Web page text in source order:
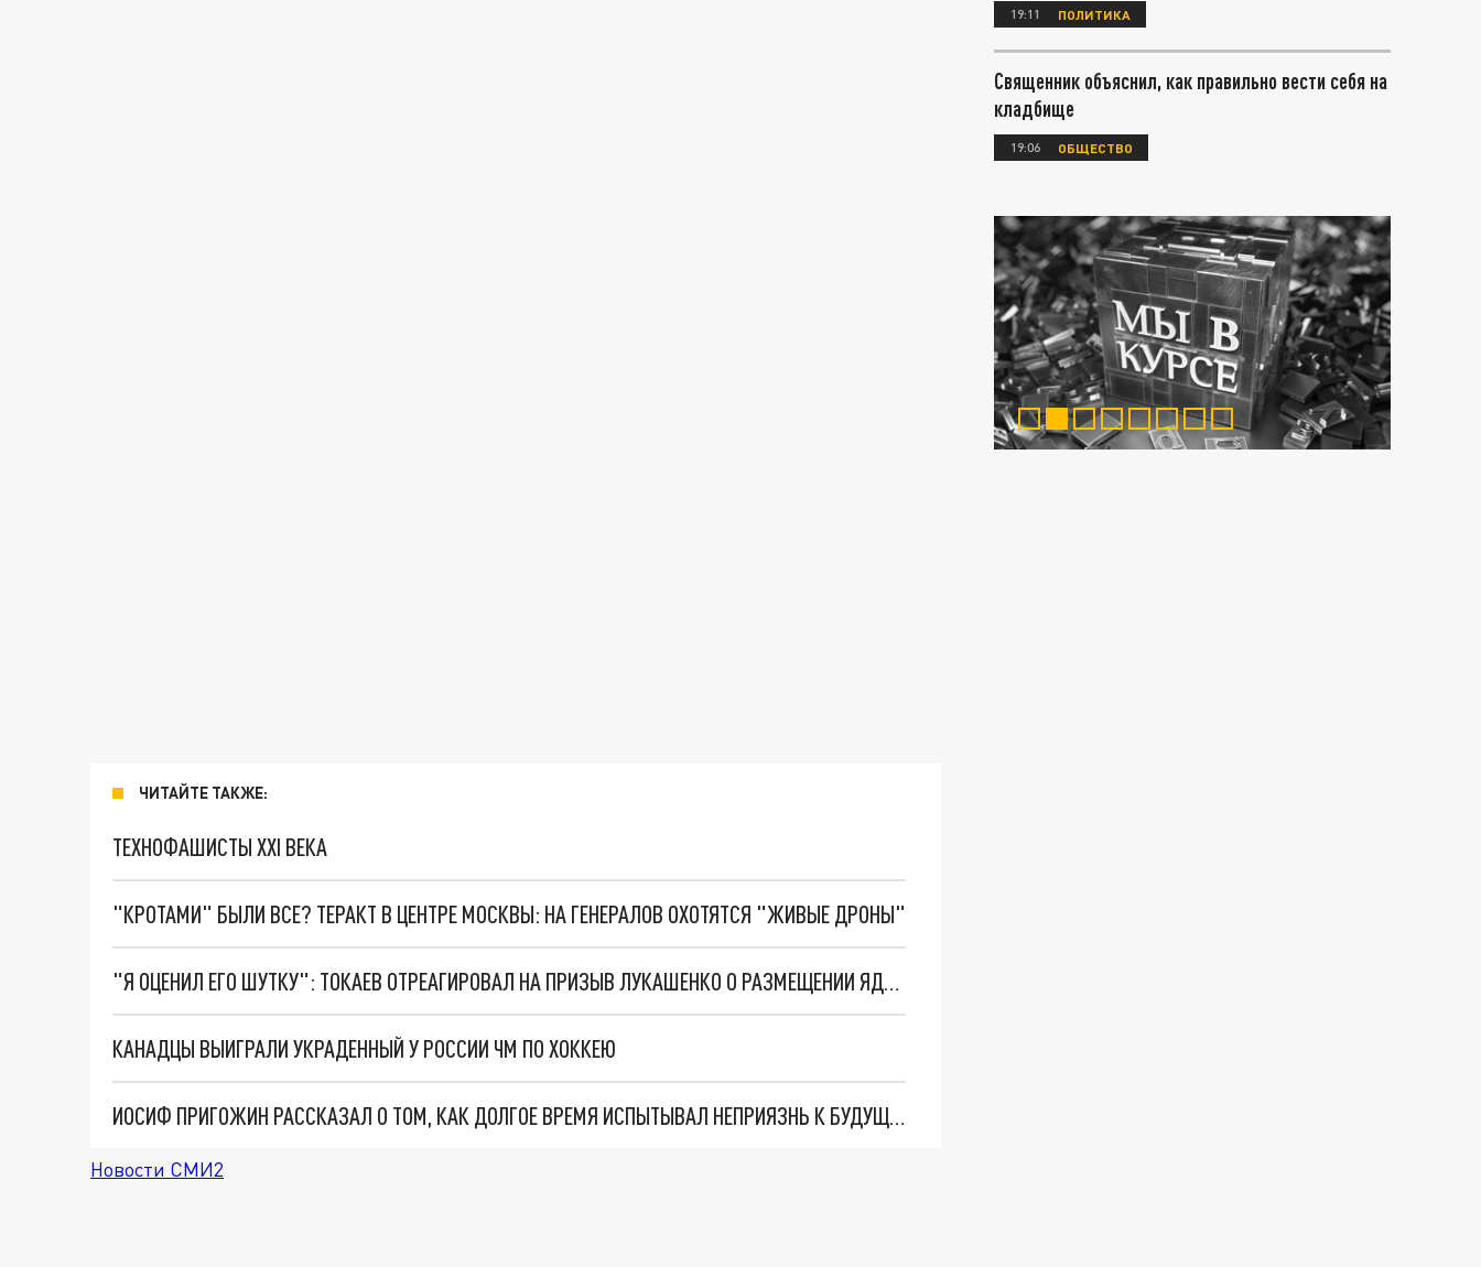
ЧИТАЙТЕ ТАКЖЕ:
ТЕХНОФАШИСТЫ XXI ВЕКА
"КРОТАМИ" БЫЛИ ВСЕ? ТЕРАКТ В ЦЕНТРЕ МОСКВЫ: НА ГЕНЕРАЛОВ ОХОТЯТСЯ "ЖИВЫЕ ДРОНЫ"
"Я ОЦЕНИЛ ЕГО ШУТКУ": ТОКАЕВ ОТРЕАГИРОВАЛ НА ПРИЗЫВ ЛУКАШЕНКО О РАЗМЕЩЕНИИ ЯДЕРНОГО ОРУЖИЯ
КАНАДЦЫ ВЫИГРАЛИ УКРАДЕННЫЙ У РОССИИ ЧМ ПО ХОККЕЮ
ИОСИФ ПРИГОЖИН РАССКАЗАЛ О ТОМ, КАК ДОЛГОЕ ВРЕМЯ ИСПЫТЫВАЛ НЕПРИЯЗНЬ К БУДУЩЕЙ ЖЕНЕ ВАЛЕРИИ
Новости СМИ2
19:11 ПОЛИТИКА
Священник объяснил, как правильно вести себя на
кладбище
19:06 ОБЩЕСТВО